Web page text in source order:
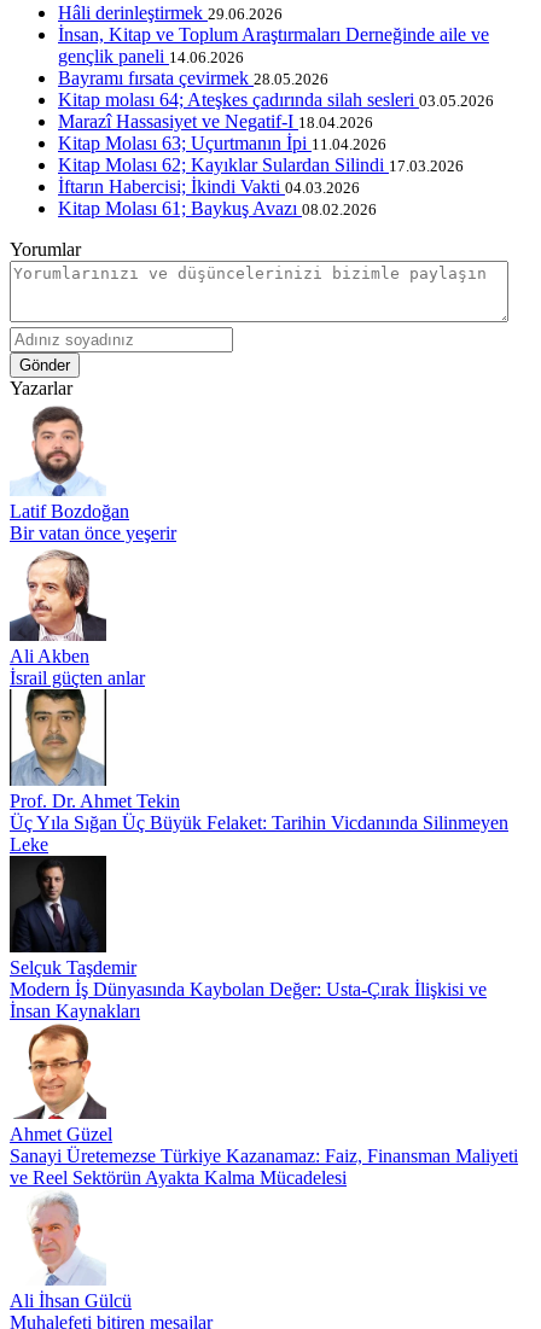
Hâli derinleştirmek 29.06.2026
İnsan, Kitap ve Toplum Araştırmaları Derneğinde aile ve
gençlik paneli 14.06.2026
Bayramı fırsata çevirmek 28.05.2026
Kitap molası 64; Ateşkes çadırında silah sesleri 03.05.2026
Marazî Hassasiyet ve Negatif-I 18.04.2026
Kitap Molası 63; Uçurtmanın İpi 11.04.2026
Kitap Molası 62; Kayıklar Sulardan Silindi 17.03.2026
İftarın Habercisi; İkindi Vakti 04.03.2026
Kitap Molası 61; Baykuş Avazı 08.02.2026
Yorumlar
Gönder
Yazarlar
Latif Bozdoğan
Bir vatan önce yeşerir
Ali Akben
İsrail güçten anlar
Prof. Dr. Ahmet Tekin
Üç Yıla Sığan Üç Büyük Felaket: Tarihin Vicdanında Silinmeyen
Leke
Selçuk Taşdemir
Modern İş Dünyasında Kaybolan Değer: Usta-Çırak İlişkisi ve
İnsan Kaynakları
Ahmet Güzel
Sanayi Üretemezse Türkiye Kazanamaz: Faiz, Finansman Maliyeti
ve Reel Sektörün Ayakta Kalma Mücadelesi
Ali İhsan Gülcü
Muhalefeti bitiren mesajlar